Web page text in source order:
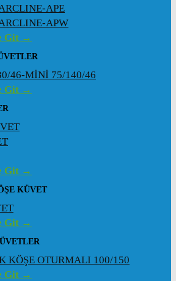
APE
APW
Git →
46-MİNİ 75/140/46
Git →
Git →
KÜVET
Git →
KÖŞE OTURMALI 100/150
Git →